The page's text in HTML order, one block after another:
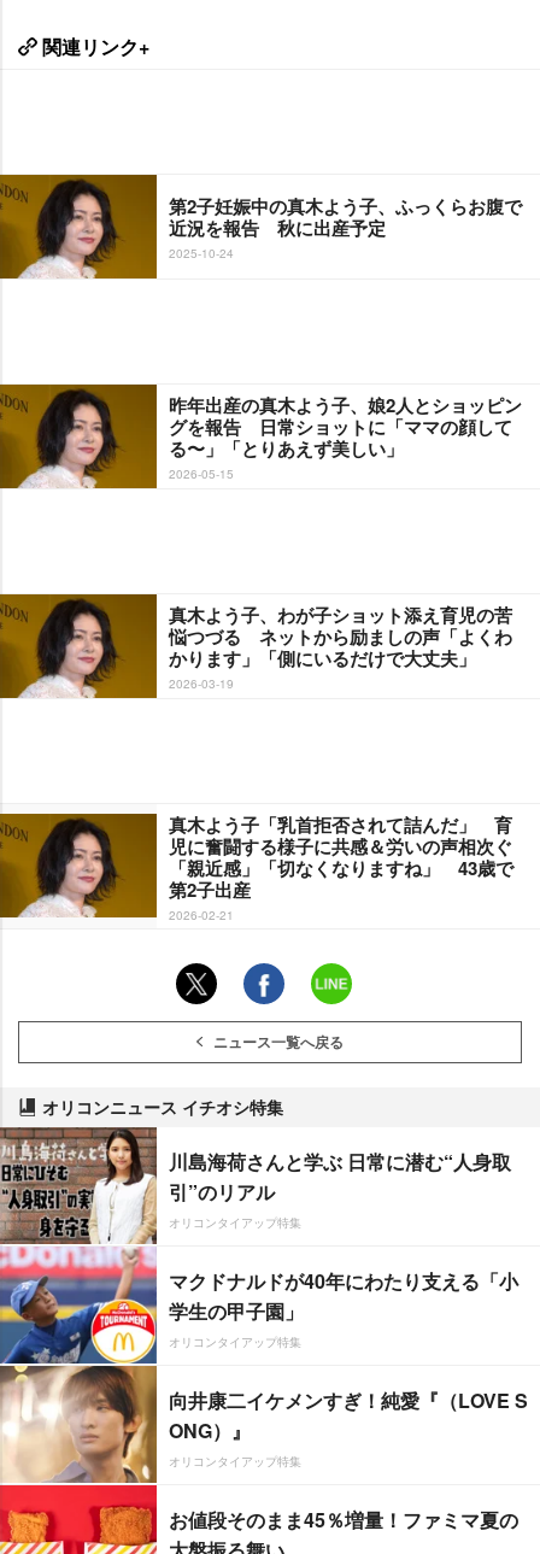
関連リンク+
第2子妊娠中の真木よう子、ふっくらお腹で
近況を報告 秋に出産予定
2025-10-24
昨年出産の真木よう子、娘2人とショッピン
グを報告 日常ショットに「ママの顔して
る〜」「とりあえず美しい」
2026-05-15
真木よう子、わが子ショット添え育児の苦
悩つづる ネットから励ましの声「よくわ
かります」「側にいるだけで大丈夫」
2026-03-19
真木よう子「乳首拒否されて詰んだ」 育
児に奮闘する様子に共感＆労いの声相次ぐ
「親近感」「切なくなりますね」 43歳で
第2子出産
2026-02-21
ニュース一覧へ戻る
オリコンニュース イチオシ特集
川島海荷さんと学ぶ 日常に潜む“人身取
引”のリアル
オリコンタイアップ特集
マクドナルドが40年にわたり支える「小
学生の甲子園」
オリコンタイアップ特集
向井康二イケメンすぎ！純愛『（LOVE S
ONG）』
オリコンタイアップ特集
お値段そのまま45％増量！ファミマ夏の